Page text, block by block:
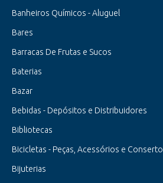
Banheiros Químicos - Aluguel
Bares
Barracas De Frutas e Sucos
Baterias
Bazar
Bebidas - Depósitos e Distribuidores
Bibliotecas
Bicicletas - Peças, Acessórios e Conserto
Bijuterias